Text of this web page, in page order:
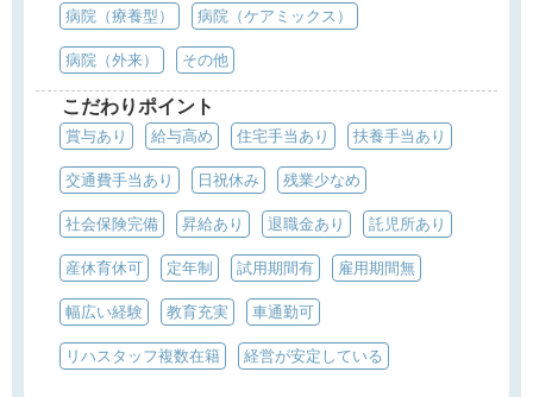
病院（療養型） 病院（ケアミックス）
病院（外来） その他
こだわりポイント
賞与あり 給与高め 住宅手当あり 扶養手当あり
交通費手当あり 日祝休み 残業少なめ
社会保険完備 昇給あり 退職金あり 託児所あり
産休育休可 定年制 試用期間有 雇用期間無
幅広い経験 教育充実 車通勤可
リハスタッフ複数在籍 経営が安定している